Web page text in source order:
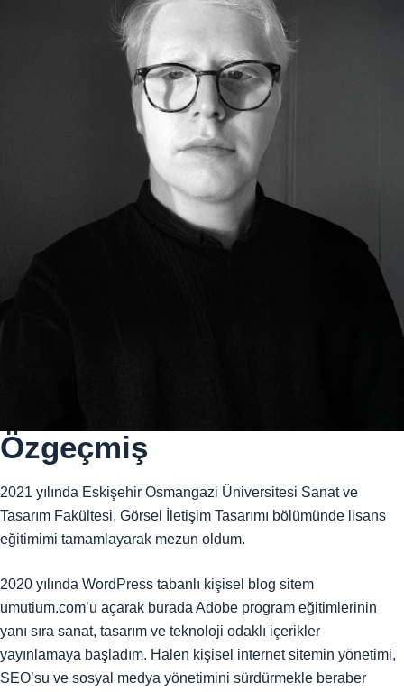
Özgeçmiş
2021 yılında Eskişehir Osmangazi Üniversitesi Sanat ve
Tasarım Fakültesi, Görsel İletişim Tasarımı bölümünde lisans
eğitimimi tamamlayarak mezun oldum.
2020 yılında WordPress tabanlı kişisel blog sitem
umutium.com’u açarak burada Adobe program eğitimlerinin
yanı sıra sanat, tasarım ve teknoloji odaklı içerikler
yayınlamaya başladım. Halen kişisel internet sitemin yönetimi,
SEO’su ve sosyal medya yönetimini sürdürmekle beraber